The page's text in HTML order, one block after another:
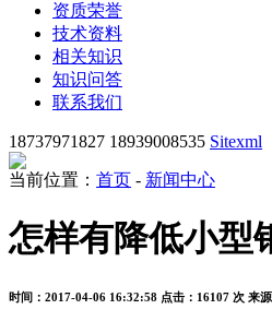
资质荣誉
技术资料
相关知识
知识问答
联系我们
18737971827 18939008535 Sitexml
当前位置： 首页 - 新闻中心
怎样有降低小型
时间：2017-04-06 16:32:58 点击：16107 次 来